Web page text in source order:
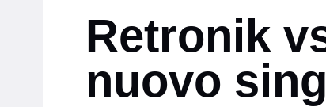
Retronik
nuovo